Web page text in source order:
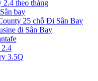
2.4 theo tháng
bay
25 chỗ Đi Sân Bay
đi Sân Bay
3.5Q